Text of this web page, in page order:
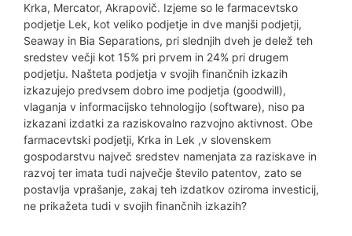
Krka, Mercator, Akrapovič. Izjeme so le farmacevtsko
podjetje Lek, kot veliko podjetje in dve manjši podjetji,
Seaway in Bia Separations, pri slednjih dveh je delež teh
sredstev večji kot 15% pri prvem in 24% pri drugem
podjetju. Našteta podjetja v svojih finančnih izkazih
izkazujejo predvsem dobro ime podjetja (goodwill),
vlaganja v informacijsko tehnologijo (software), niso pa
izkazani izdatki za raziskovalno razvojno aktivnost. Obe
farmacevtski podjetji, Krka in Lek ,v slovenskem
gospodarstvu največ sredstev namenjata za raziskave in
razvoj ter imata tudi največje število patentov, zato se
postavlja vprašanje, zakaj teh izdatkov oziroma investicij,
ne prikažeta tudi v svojih finančnih izkazih?